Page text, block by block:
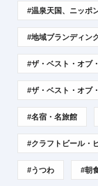
#温泉天国、ニッポ
#地域ブランディン
#ザ・ベスト・オブ
#ザ・ベスト・オブ
#名宿・名旅館
#クラフトビール・
#うつわ #朝